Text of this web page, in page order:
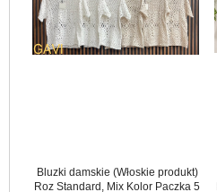
Bluzki damskie (Włoskie produkt)
Roz Standard, Mix Kolor Paczka 5